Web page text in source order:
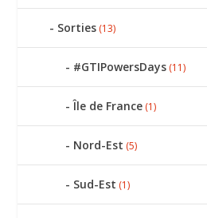
Sorties (13)
#GTIPowersDays (11)
Île de France (1)
Nord-Est (5)
Sud-Est (1)